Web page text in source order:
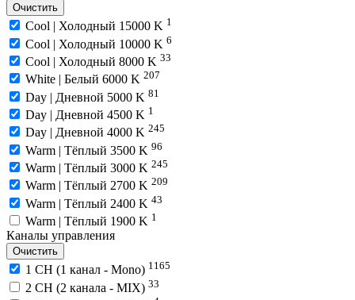
Очистить
Cool | Холодный 15000 K 1
Cool | Холодный 10000 K 6
Cool | Холодный 8000 K 33
White | Белый 6000 K 207
Day | Дневной 5000 K 81
Day | Дневной 4500 K 1
Day | Дневной 4000 K 245
Warm | Тёплый 3500 K 96
Warm | Тёплый 3000 K 245
Warm | Тёплый 2700 K 209
Warm | Тёплый 2400 K 43
Warm | Тёплый 1900 K 1
Каналы управления
Очистить
1 CH (1 канал - Mono) 1165
2 CH (2 канала - MIX) 33